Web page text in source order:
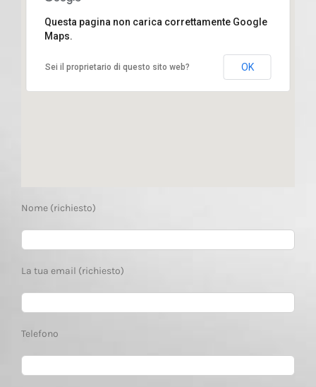
Questa pagina non carica correttamente Google
Maps.
Sei il proprietario di questo sito web? OK
Nome (richiesto)
La tua email (richiesto)
Telefono